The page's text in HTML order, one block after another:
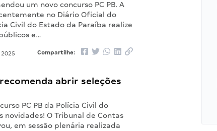
um novo concurso PC PB. A
no Diário Oficial do
Civil do Estado da Paraíba realize
e…
Compartilhe:
recomenda abrir seleções
PC PB da Polícia Civil do
novidades! O Tribunal de Contas
em sessão plenária realizada